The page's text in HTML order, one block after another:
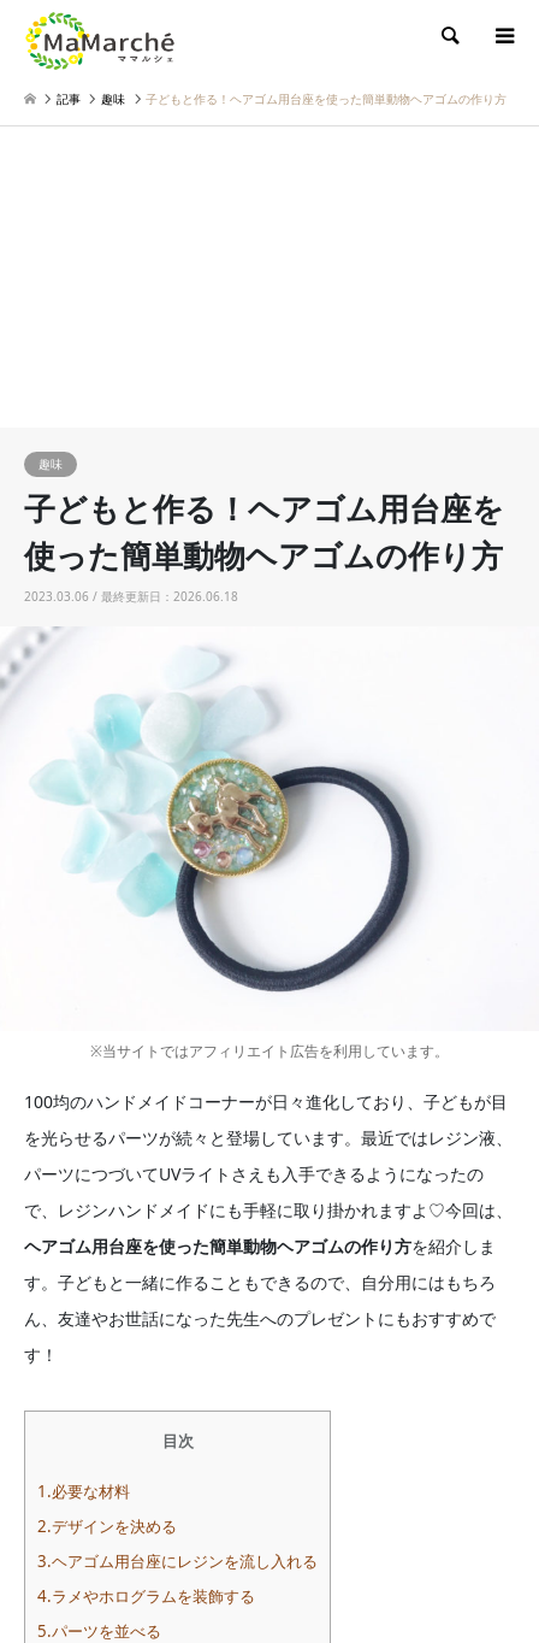
検索
記事 趣味 子どもと作る！ヘアゴム用台座を使った簡単動物ヘアゴムの作り方
趣味
子どもと作る！ヘアゴム用台座を
使った簡単動物ヘアゴムの作り方
2023.03.06 / 最終更新日：2026.06.18
※当サイトではアフィリエイト広告を利用しています。
100均のハンドメイドコーナーが日々進化しており、子どもが目
を光らせるパーツが続々と登場しています。最近ではレジン液、
パーツにつづいてUVライトさえも入手できるようになったの
で、レジンハンドメイドにも手軽に取り掛かれますよ♡今回は、
ヘアゴム用台座を使った簡単動物ヘアゴムの作り方を紹介しま
す。子どもと一緒に作ることもできるので、自分用にはもちろ
ん、友達やお世話になった先生へのプレゼントにもおすすめで
す！
目次
1.必要な材料
2.デザインを決める
3.ヘアゴム用台座にレジンを流し入れる
4.ラメやホログラムを装飾する
5.パーツを並べる